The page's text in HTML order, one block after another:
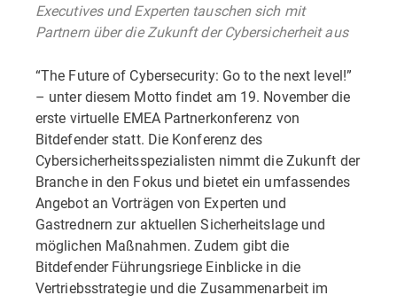
Executives und Experten tauschen sich mit
Partnern über die Zukunft der Cybersicherheit aus
“The Future of Cybersecurity: Go to the next level!”
– unter diesem Motto findet am 19. November die
erste virtuelle EMEA Partnerkonferenz von
Bitdefender statt. Die Konferenz des
Cybersicherheitsspezialisten nimmt die Zukunft der
Branche in den Fokus und bietet ein umfassendes
Angebot an Vorträgen von Experten und
Gastrednern zur aktuellen Sicherheitslage und
möglichen Maßnahmen. Zudem gibt die
Bitdefender Führungsriege Einblicke in die
Vertriebsstrategie und die Zusammenarbeit im